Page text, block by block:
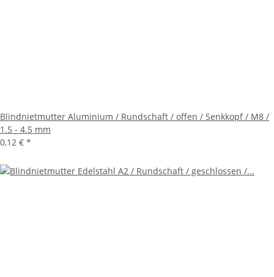
Blindnietmutter Aluminium / Rundschaft / offen / Senkkopf / M8 /
1.5 - 4.5 mm
0,12 € *